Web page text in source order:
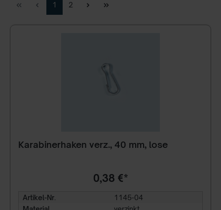
1 2
Karabinerhaken verz., 40 mm, lose
0,38 €*
Artikel-Nr.
1145-04